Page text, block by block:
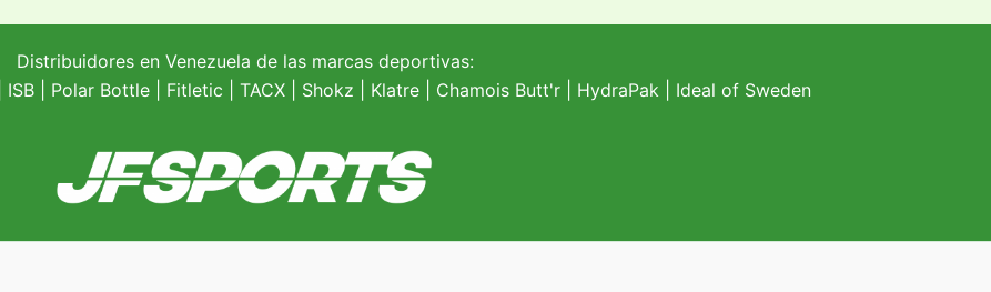
Distribuidores en Venezuela de las marcas deportivas:
| ISB | Polar Bottle| Fitletic TACX| Shokz Klatre| Chamois Butt'r| HydraPak| Ideal of Sweden